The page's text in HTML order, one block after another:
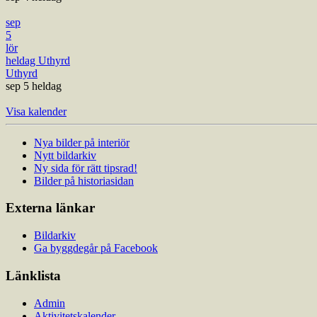
sep
5
lör
heldag Uthyrd
Uthyrd
sep 5 heldag
Visa kalender
Nya bilder på interiör
Nytt bildarkiv
Ny sida för rätt tipsrad!
Bilder på historiasidan
Externa länkar
Bildarkiv
Ga byggdegår på Facebook
Länklista
Admin